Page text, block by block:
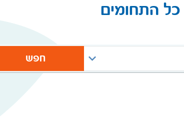
התחומים
חפש